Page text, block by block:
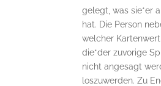
gelegt, was sie*er
hat. Die Person
welcher
die*der zuvorige
nicht angesagt
loszuwerden. Zu